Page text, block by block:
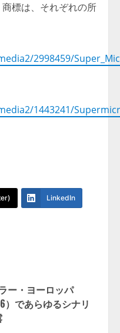
標は、それぞれの所
2998459/
1443241/
LinkedIn
ー・ヨーロッパ
）であらゆるシナリ